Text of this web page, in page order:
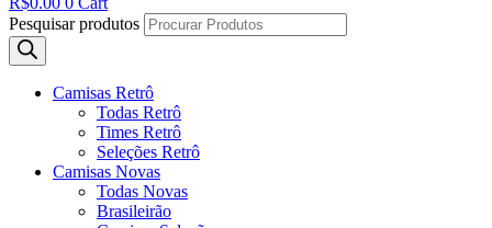
Pesquisar produtos
Camisas Retrô
Todas Retrô
Times Retrô
Seleções Retrô
Camisas Novas
Todas Novas
Brasileirão